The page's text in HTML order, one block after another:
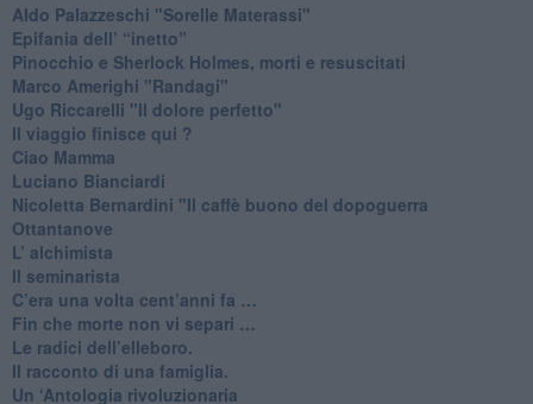
​Aldo Palazzeschi "Sorelle Materassi"
​Epifania dell’ “inetto”
Pinocchio e Sherlock Holmes, morti e resuscitati
​Marco Amerighi "Randagi"
Ugo Riccarelli "Il dolore perfetto"
​Il viaggio finisce qui ?
​Ciao Mamma
​Luciano Bianciardi
​Nicoletta Bernardini "Il caffè buono del dopoguerra
​Ottantanove
​L’ alchimista
Il seminarista
​C’era una volta cent’anni fa …
​Fin che morte non vi separi …
​Le radici dell’elleboro.
​Il racconto di una famiglia.
Un ‘Antologia rivoluzionaria